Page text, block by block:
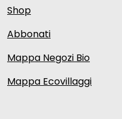
Shop
Abbonati
Mappa Negozi Bio
Mappa Ecovillaggi